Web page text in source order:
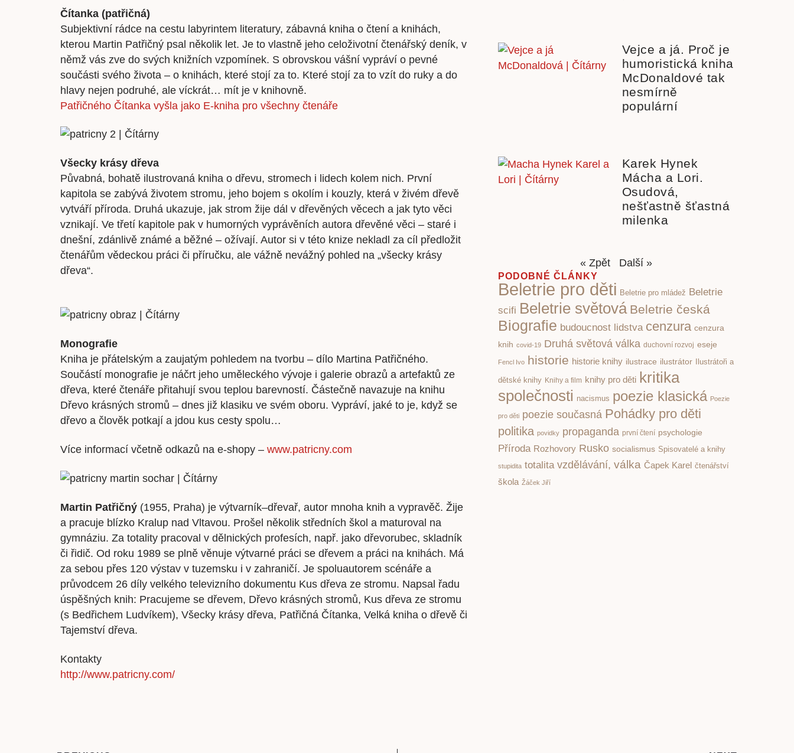
Čítanka (patřičná)
Subjektivní rádce na cestu labyrintem literatury, zábavná kniha o čtení a knihách,
kterou Martin Patřičný psal několik let. Je to vlastně jeho celoživotní čtenářský deník, v
němž vás zve do svých knižních vzpomínek. S obrovskou vášní vypráví o pevné
součásti svého života – o knihách, které stojí za to. Které stojí za to vzít do ruky a do
hlavy nejen podruhé, ale víckrát… mít je v knihovně.
Patřičného Čítanka vyšla jako E-kniha pro všechny čtenáře
Všecky krásy dřeva
Půvabná, bohatě ilustrovaná kniha o dřevu, stromech i lidech kolem nich. První
kapitola se zabývá životem stromu, jeho bojem s okolím i kouzly, která v živém dřevě
vytváří příroda. Druhá ukazuje, jak strom žije dál v dřevěných věcech a jak tyto věci
vznikají. Ve třetí kapitole pak v humorných vyprávěních autora dřevěné věci – staré i
dnešní, zdánlivě známé a běžné – ožívají. Autor si v této knize nekladl za cíl předložit
čtenářům vědeckou práci či příručku, ale vážně nevážný pohled na „všecky krásy
dřeva“.
Monografie
Kniha je přátelským a zaujatým pohledem na tvorbu – dílo Martina Patřičného.
Součástí monografie je náčrt jeho uměleckého vývoje i galerie obrazů a artefaktů ze
dřeva, které čtenáře přitahují svou teplou barevností. Částečně navazuje na knihu
Dřevo krásných stromů – dnes již klasiku ve svém oboru. Vypráví, jaké to je, když se
dřevo a člověk potkají a jdou kus cesty spolu…
Více informací včetně odkazů na e-shopy – www.patricny.com
Martin Patřičný (1955, Praha) je výtvarník–dřevař, autor mnoha knih a vypravěč. Žije
a pracuje blízko Kralup nad Vltavou. Prošel několik středních škol a maturoval na
gymnáziu. Za totality pracoval v dělnických profesích, např. jako dřevorubec, skladník
či řidič. Od roku 1989 se plně věnuje výtvarné práci se dřevem a práci na knihách. Má
za sebou přes 120 výstav v tuzemsku i v zahraničí. Je spoluautorem scénáře a
průvodcem 26 díly velkého televizního dokumentu Kus dřeva ze stromu. Napsal řadu
úspěšných knih: Pracujeme se dřevem, Dřevo krásných stromů, Kus dřeva ze stromu
(s Bedřichem Ludvíkem), Všecky krásy dřeva, Patřičná Čítanka, Velká kniha o dřevě či
Tajemství dřeva.
Kontakty
http://www.patricny.com/
Vejce a já. Proč je
humoristická kniha
McDonaldové tak
nesmírně
populární
Karek Hynek
Mácha a Lori.
Osudová,
nešťastně šťastná
milenka
« Zpět Další »
PODOBNÉ ČLÁNKY
Beletrie pro děti Beletrie pro mládež
Beletrie
scifi Beletrie světová Beletrie česká
Biografie budoucnost lidstva cenzura cenzura
knih covid-19 Druhá světová válka duchovní rozvoj eseje
Fencl Ivo historie historie knihy ilustrace ilustrátor Ilustrátoři a
dětské knihy Knihy a film knihy pro děti kritika
společnosti nacismus poezie klasická Poezie
pro děti poezie současná Pohádky pro děti
politika povidky propaganda první čtení psychologie
Příroda Rozhovory Rusko socialismus Spisovatelé a knihy
stupidita totalita vzdělávání, válka Čapek Karel čtenářství
škola Žáček Jiří